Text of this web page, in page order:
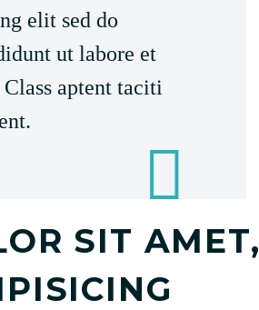
elit sed do
ut labore et
aptent taciti
SIT AMET,